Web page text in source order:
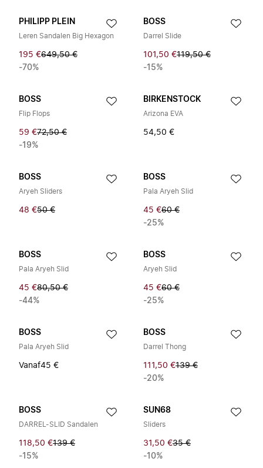
PHILIPP PLEIN
Leren Sandalen Big Hexagon
195 €649,50 €
-70%
BOSS
Darrel Slide
101,50 €119,50 €
-15%
BOSS
Flip Flops
59 €72,50 €
-19%
BIRKENSTOCK
Arizona EVA
54,50 €
BOSS
Aryeh Sliders
48 €50 €
BOSS
Pala Aryeh Slid
45 €60 €
-25%
BOSS
Pala Aryeh Slid
45 €80,50 €
-44%
BOSS
Aryeh Slid
45 €60 €
-25%
BOSS
Pala Aryeh Slid
Vanaf45 €
BOSS
Darrel Thong
111,50 €139 €
-20%
BOSS
DARREL-SLID Sandalen
118,50 €139 €
-15%
SUN68
Sliders
31,50 €35 €
-10%